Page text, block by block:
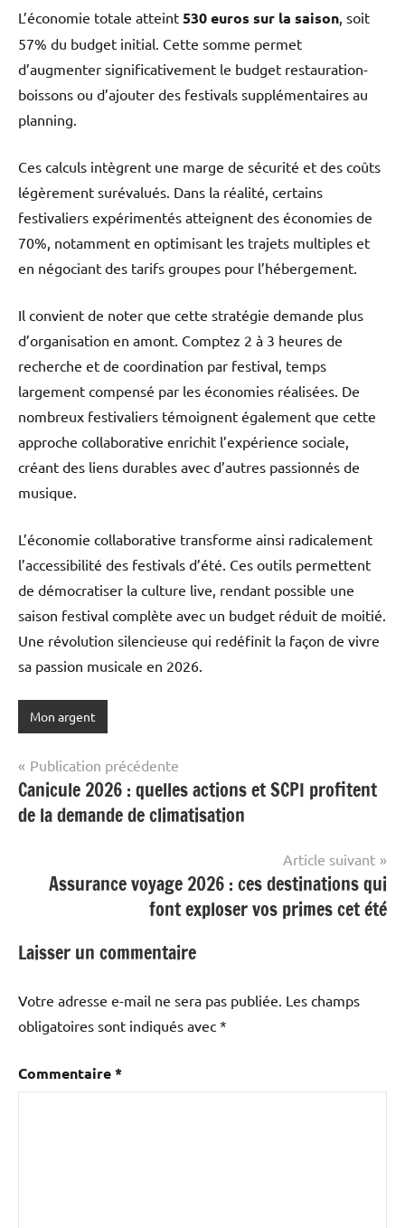
L’économie totale atteint 530 euros sur la saison , soit
57% du budget initial. Cette somme permet
d’augmenter significativement le budget restauration-
boissons ou d’ajouter des festivals supplémentaires au
planning.
Ces calculs intègrent une marge de sécurité et des coûts
légèrement surévalués. Dans la réalité, certains
festivaliers expérimentés atteignent des économies de
70%, notamment en optimisant les trajets multiples et
en négociant des tarifs groupes pour l’hébergement.
Il convient de noter que cette stratégie demande plus
d’organisation en amont. Comptez 2 à 3 heures de
recherche et de coordination par festival, temps
largement compensé par les économies réalisées. De
nombreux festivaliers témoignent également que cette
approche collaborative enrichit l’expérience sociale,
créant des liens durables avec d’autres passionnés de
musique.
L’économie collaborative transforme ainsi radicalement
l’accessibilité des festivals d’été. Ces outils permettent
de démocratiser la culture live, rendant possible une
saison festival complète avec un budget réduit de moitié.
Une révolution silencieuse qui redéfinit la façon de vivre
sa passion musicale en 2026.
Mon argent
Navigation
de
l’article
Publication précédente
Canicule 2026 : quelles actions et SCPI profitent
de la demande de climatisation
Article suivant
Assurance voyage 2026 : ces destinations qui
font exploser vos primes cet été
Laisser un commentaire
Votre adresse e-mail ne sera pas publiée. Les champs
obligatoires sont indiqués avec *
Commentaire*